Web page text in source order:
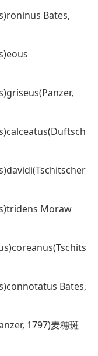
Bates,
Moraw
Bates,
1797)麦穗斑